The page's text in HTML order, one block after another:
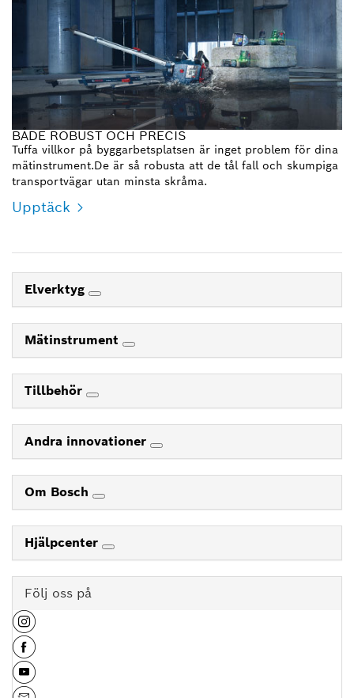
BÅDE ROBUST OCH PRECIS
Tuffa villkor på byggarbetsplatsen är inget problem för dina
mätinstrument.De är så robusta att de tål fall och skumpiga
transportvägar utan minsta skråma.
Upptäck
Elverktyg
Mätinstrument
Tillbehör
Andra innovationer
Om Bosch
Hjälpcenter
Följ oss på